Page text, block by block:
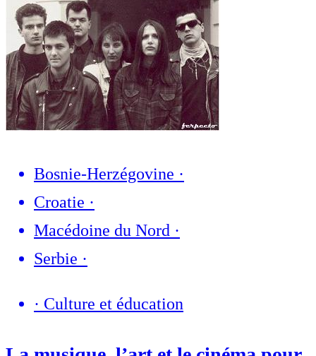
Bosnie-Herzégovine ·
Croatie ·
Macédoine du Nord ·
Serbie ·
· Culture et éducation